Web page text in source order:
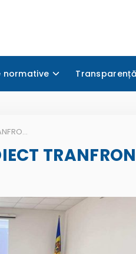
normative Transparență
COMUNICAT DE PRESĂ PROIECT TRANFRONTALIER